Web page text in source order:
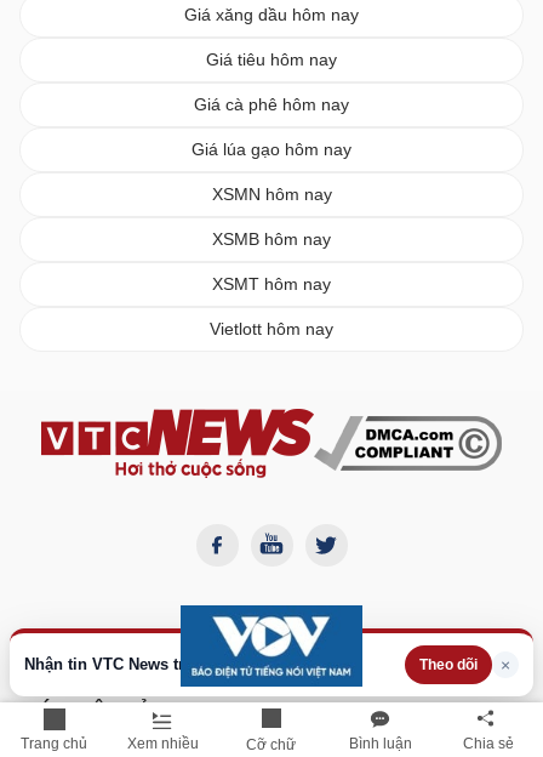
Trang chủ Xem nhiều Cỡ chữ Bình luận Chia sẻ
Nhận tin VTC News trên Google Theo dõi ×
Giá xăng dầu hôm nay
Giá tiêu hôm nay
Giá cà phê hôm nay
Giá lúa gạo hôm nay
XSMN hôm nay
XSMB hôm nay
XSMT hôm nay
Vietlott hôm nay
BÁO ĐIỆN TỬ VTC NEWS
Cơ quan chủ quản:Đài Tiếng nói Việt Nam